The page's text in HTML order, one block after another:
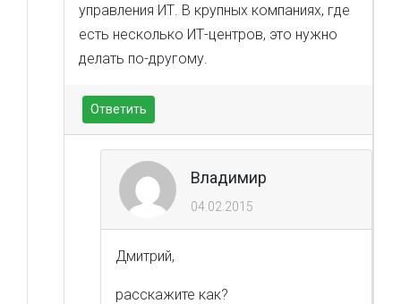
управления ИТ. В крупных компаниях, где
есть несколько ИТ-центров, это нужно
делать по-другому.
Ответить
Владимир
04.02.2015
Дмитрий,
расскажите как?